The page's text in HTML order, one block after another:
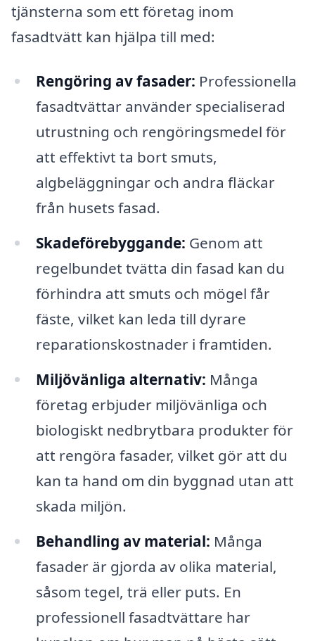
tjänsterna som ett företag inom
fasadtvätt kan hjälpa till med:
Rengöring av fasader: Professionella
fasadtvättar använder specialiserad
utrustning och rengöringsmedel för
att effektivt ta bort smuts,
algbeläggningar och andra fläckar
från husets fasad.
Skadeförebyggande: Genom att
regelbundet tvätta din fasad kan du
förhindra att smuts och mögel får
fäste, vilket kan leda till dyrare
reparationskostnader i framtiden.
Miljövänliga alternativ: Många
företag erbjuder miljövänliga och
biologiskt nedbrytbara produkter för
att rengöra fasader, vilket gör att du
kan ta hand om din byggnad utan att
skada miljön.
Behandling av material: Många
fasader är gjorda av olika material,
såsom tegel, trä eller puts. En
professionell fasadtvättare har